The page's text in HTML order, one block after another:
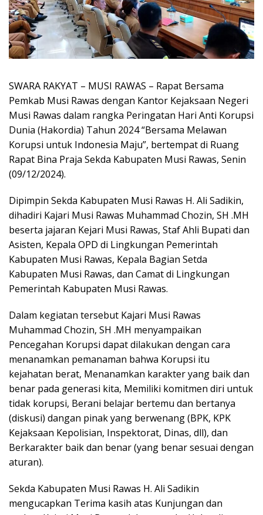
SWARA RAKYAT – MUSI RAWAS – Rapat Bersama
Pemkab Musi Rawas dengan Kantor Kejaksaan Negeri
Musi Rawas dalam rangka Peringatan Hari Anti Korupsi
Dunia (Hakordia) Tahun 2024 “Bersama Melawan
Korupsi untuk Indonesia Maju”, bertempat di Ruang
Rapat Bina Praja Sekda Kabupaten Musi Rawas, Senin
(09/12/2024).
Dipimpin Sekda Kabupaten Musi Rawas H. Ali Sadikin,
dihadiri Kajari Musi Rawas Muhammad Chozin, SH .MH
beserta jajaran Kejari Musi Rawas, Staf Ahli Bupati dan
Asisten, Kepala OPD di Lingkungan Pemerintah
Kabupaten Musi Rawas, Kepala Bagian Setda
Kabupaten Musi Rawas, dan Camat di Lingkungan
Pemerintah Kabupaten Musi Rawas.
Dalam kegiatan tersebut Kajari Musi Rawas
Muhammad Chozin, SH .MH menyampaikan
Pencegahan Korupsi dapat dilakukan dengan cara
menanamkan pemanaman bahwa Korupsi itu
kejahatan berat, Menanamkan karakter yang baik dan
benar pada generasi kita, Memiliki komitmen diri untuk
tidak korupsi, Berani belajar bertemu dan bertanya
(diskusi) dangan pinak yang berwenang (BPK, KPK
Kejaksaan Kepolisian, Inspektorat, Dinas, dll), dan
Berkarakter baik dan benar (yang benar sesuai dengan
aturan).
Sekda Kabupaten Musi Rawas H. Ali Sadikin
mengucapkan Terima kasih atas Kunjungan dan